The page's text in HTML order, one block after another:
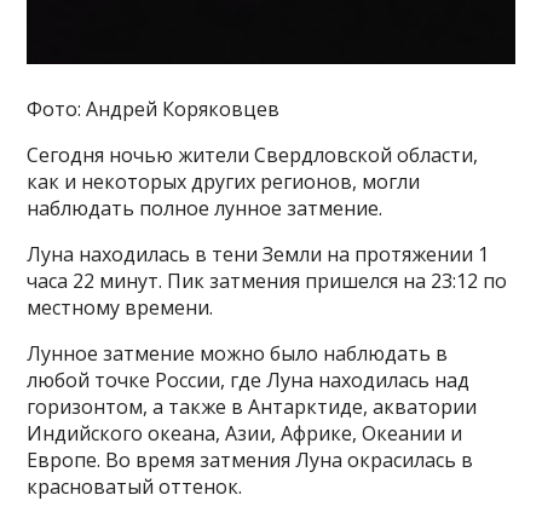
Фото: Андрей Коряковцев
Сегодня ночью жители Свердловской области,
как и некоторых других регионов, могли
наблюдать полное лунное затмение.
Луна находилась в тени Земли на протяжении 1
часа 22 минут. Пик затмения пришелся на 23:12 по
местному времени.
Лунное затмение можно было наблюдать в
любой точке России, где Луна находилась над
горизонтом, а также в Антарктиде, акватории
Индийского океана, Азии, Африке, Океании и
Европе. Во время затмения Луна окрасилась в
красноватый оттенок.